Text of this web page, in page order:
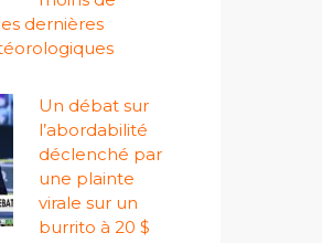
dernières
Un débat sur
l’abordabilité
déclenché par
une plainte
virale sur un
burrito à 20 $